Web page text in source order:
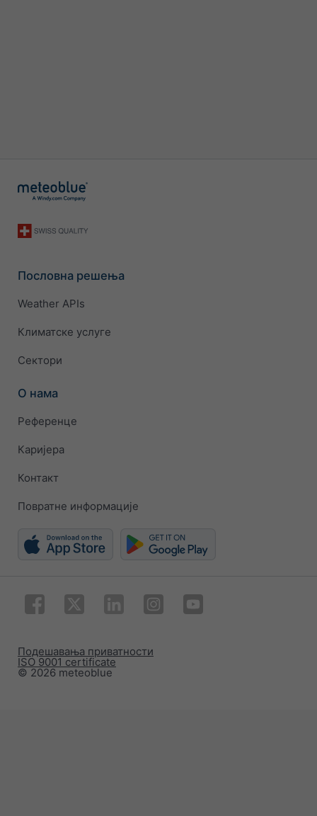
Пословна решења
Weather APIs
Климатске услуге
Сектори
О нама
Референце
Каријера
Контакт
Повратне информације
© 2026 meteoblue
ISO 9001 certificate
Подешавања приватности